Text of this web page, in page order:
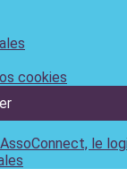
cookies
le